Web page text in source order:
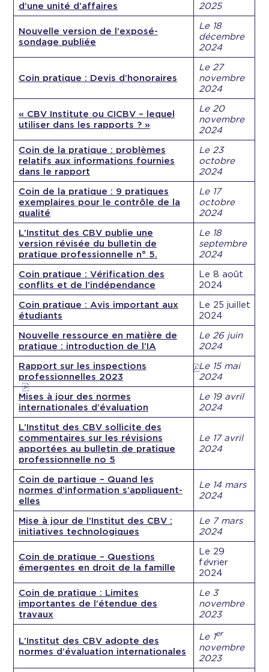
d’une unité d’affaires
2025
Nouvelle version de l’exposé-
sondage publiée
Le 18
décembre
2024
Coin pratique : Devis d’honoraires
Le 27
novembre
2024
« CBV Institute ou CICBV – lequel
utiliser dans les rapports ? »
Le 20
novembre
2024
Coin de la pratique : problèmes
relatifs aux informations fournies
dans le rapport
Le 23
octobre
2024
Coin de la pratique : 9 pratiques
exemplaires pour le contrôle de la
qualité
Le 17
octobre
2024
L’Institut des CBV publie une
version révisée du bulletin de
pratique professionnelle n° 5.
Le 18
septembre
2024
Coin pratique : Vérification des
conflits et de l’indépendance
Le 8 août
2024
Coin pratique : Avis important aux
étudiants
Le 25 juillet
2024
Nouvelle ressource en matière de
pratique : introduction de l’IA
Le 26 juin
2024
Rapport sur les inspections
professionnelles 2023
Le 15 mai
2024
Mises à jour des normes
internationales d’évaluation
Le 19 avril
2024
L’Institut des CBV sollicite des
commentaires sur les révisions
apportées au bulletin de pratique
professionnelle no 5
Le 17 avril
2024
Coin de partique – Quand les
normes d’information s’appliquent-
elles
Le 14 mars
2024
Mise à jour de l’Institut des CBV :
initiatives technologiques
Le 7 mars
2024
Coin de pratique – Questions
émergentes en droit de la famille
Le 29
février
2024
Coin de pratique : Limites
importantes de l’étendue des
travaux
Le 3
novembre
2023
L’Institut des CBV adopte des
normes d’évaluation internationales
Le 1er
novembre
2023